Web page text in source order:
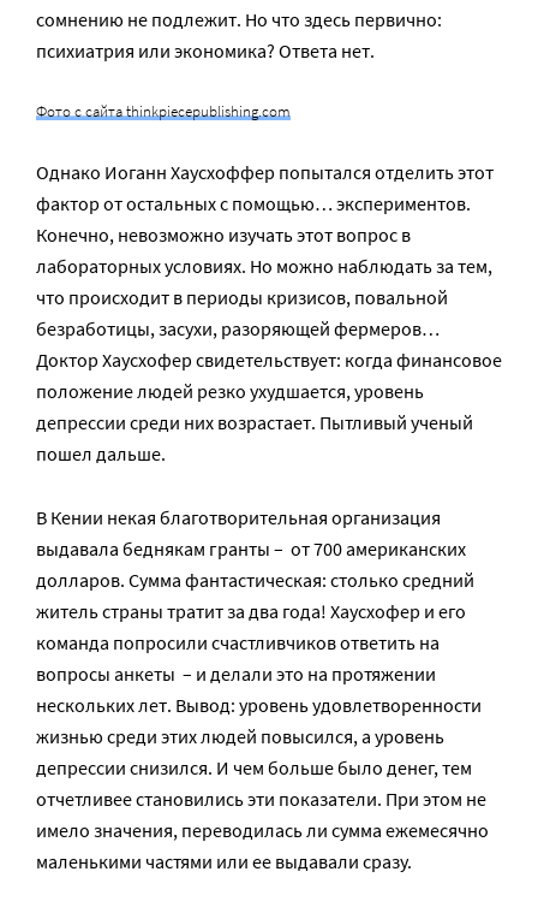
сомнению не подлежит. Но что здесь первично:
психиатрия или экономика? Ответа нет.
Фото с сайта thinkpiecepublishing.com
Однако Иоганн Хаусхоффер попытался отделить этот
фактор от остальных с помощью… экспериментов.
Конечно, невозможно изучать этот вопрос в
лабораторных условиях. Но можно наблюдать за тем,
что происходит в периоды кризисов, повальной
безработицы, засухи, разоряющей фермеров…
Доктор Хаусхофер свидетельствует: когда финансовое
положение людей резко ухудшается, уровень
депрессии среди них возрастает. Пытливый ученый
пошел дальше.
В Кении некая благотворительная организация
выдавала беднякам гранты – от 700 американских
долларов. Сумма фантастическая: столько средний
житель страны тратит за два года! Хаусхофер и его
команда попросили счастливчиков ответить на
вопросы анкеты – и делали это на протяжении
нескольких лет. Вывод: уровень удовлетворенности
жизнью среди этих людей повысился, а уровень
депрессии снизился. И чем больше было денег, тем
отчетливее становились эти показатели. При этом не
имело значения, переводилась ли сумма ежемесячно
маленькими частями или ее выдавали сразу.